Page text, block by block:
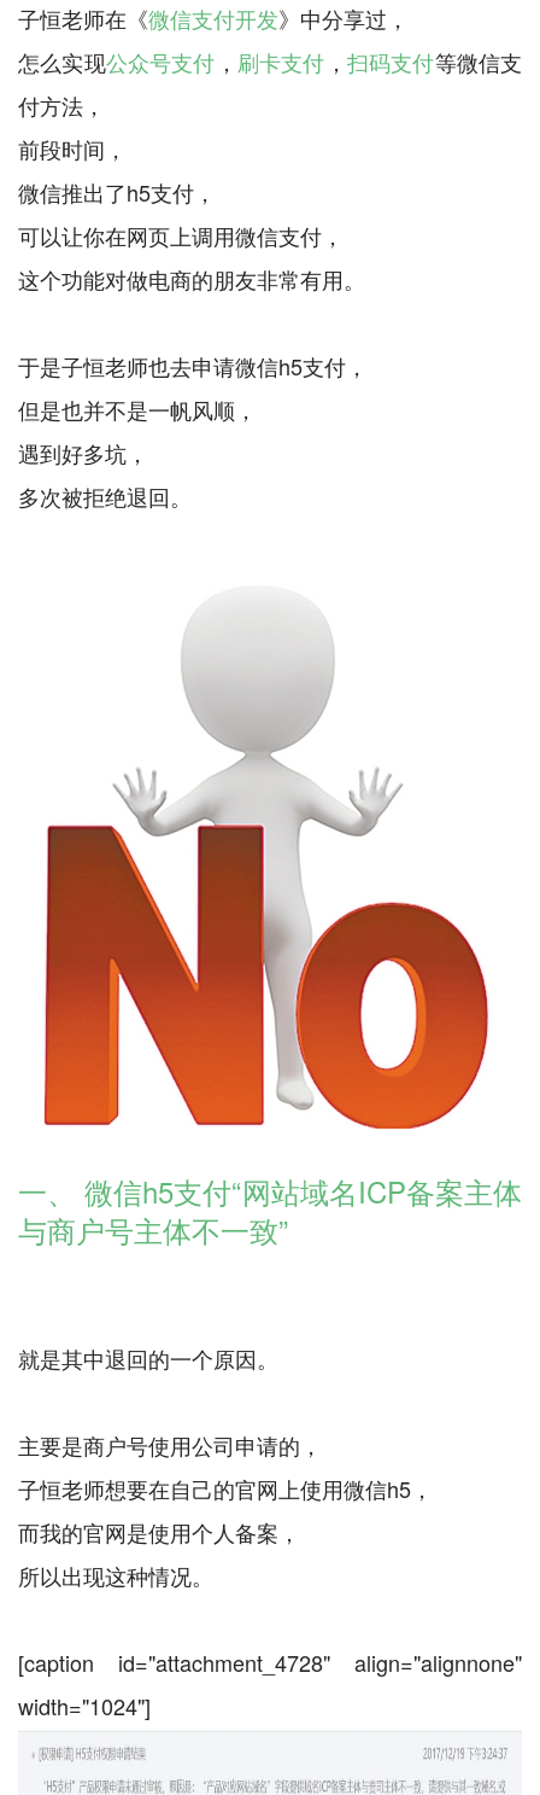
子恒老师在《微信支付开发》中分享过，
怎么实现公众号支付 ， 刷卡支付 ， 扫码支付等微信支
付方法，
前段时间，
微信推出了h5支付，
可以让你在网页上调用微信支付，
这个功能对做电商的朋友非常有用。
于是子恒老师也去申请微信h5支付，
但是也并不是一帆风顺，
遇到好多坑，
多次被拒绝退回。
一、 微信h5支付“网站域名ICP备案主体
与商户号主体不一致”
就是其中退回的一个原因。
主要是商户号使用公司申请的，
子恒老师想要在自己的官网上使用微信h5，
而我的官网是使用个人备案，
所以出现这种情况。
[caption id="attachment_4728" align="alignnone"
width="1024"]